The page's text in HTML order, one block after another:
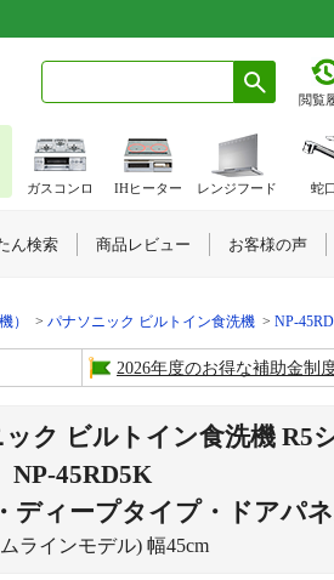
閲覧
） パナソニック ビルトイン食洗機 NP-
2026年度のお得な補助金制
ック ビルトイン食洗機 R5
NP-45RD5K
ディープタイプ・ドアパ
ラインモデル) 幅45cm
ガスコンロ IHヒーター レンジフード 蛇口
ん検索 商品レビュー お客様の声